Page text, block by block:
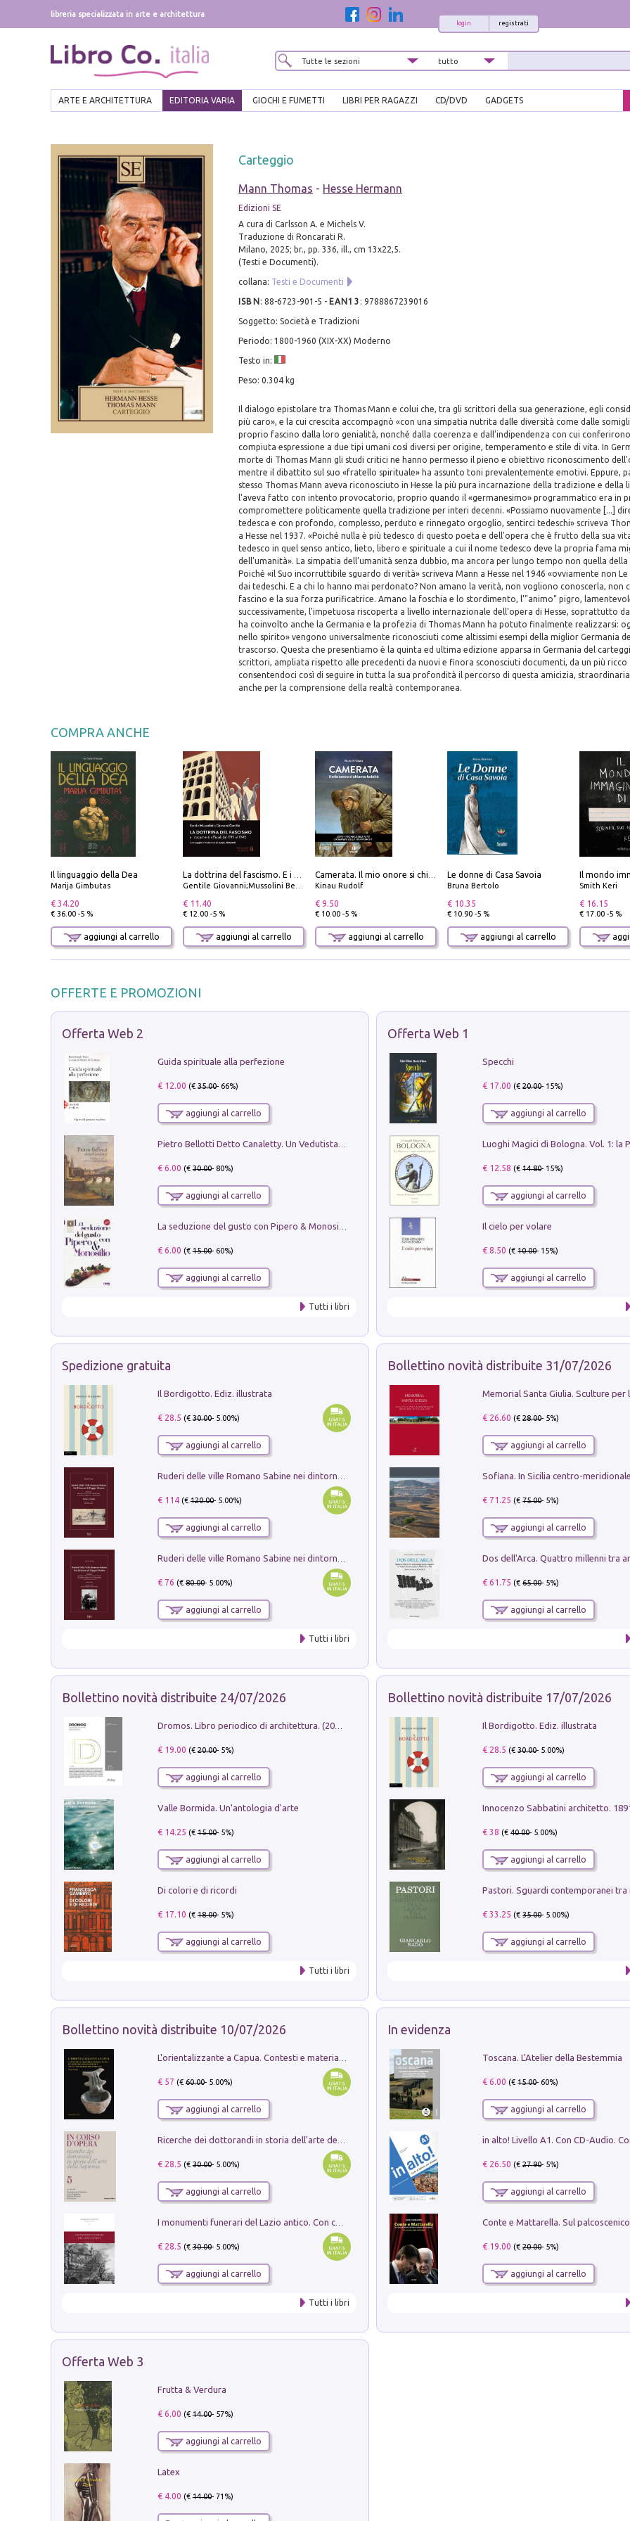
libreria specializzata in arte e architettura
registrati
login
ARTE E ARCHITETTURA EDITORIA VARIA GIOCHI E FUMETTI LIBRI PER RAGAZZI CD/DVD GADGETS
Carteggio
Mann Thomas - Hesse Hermann
Edizioni SE
A cura di Carlsson A. e Michels V.
Traduzione di Roncarati R.
Milano, 2025; br., pp. 336, ill., cm 13x22,5.
(Testi e Documenti).
collana: Testi e Documenti
ISBN : 88-6723-901-5 - EAN13 : 9788867239016
Soggetto: Società e Tradizioni
Periodo: 1800-1960 (XIX-XX) Moderno
Testo in:
Peso: 0.304 kg
Il dialogo epistolare tra Thomas Mann e colui che, tra gli scrittori della sua generazione, egli
più caro», e la cui crescita accompagnò «con una simpatia nutrita dalle diversità come dalle
proprio fascino dalla loro genialità, nonché dalla coerenza e dall'indipendenza con cui
compiuta espressione a due tipi umani così diversi per origine, temperamento e stile di vita. In
morte di Thomas Mann gli studi critici ne hanno permesso il pieno e obiettivo riconoscimento
mentre il dibattito sul suo «fratello spirituale» ha assunto toni prevalentemente emotivi. Eppure,
stesso Thomas Mann aveva riconosciuto in Hesse la più pura incarnazione della tradizione e della
l'aveva fatto con intento provocatorio, proprio quando il «germanesimo» programmatico era in
compromettere politicamente quella tradizione per interi decenni. «Possiamo nuovamente [...]
tedesca e con profondo, complesso, perduto e rinnegato orgoglio, sentirci tedeschi» scriveva
a Hesse nel 1937. «Poiché nulla è più tedesco di questo poeta e dell'opera che è frutto della sua
tedesco in quel senso antico, lieto, libero e spirituale a cui il nome tedesco deve la propria fama
dell'umanità». La simpatia dell'umanità senza dubbio, ma ancora per lungo tempo non quella della
Poiché «il Suo incorruttibile sguardo di verità» scriveva Mann a Hesse nel 1946 «ovviamente non
dai tedeschi. E a chi lo hanno mai perdonato? Non amano la verità, non vogliono conoscerla, non
fascino e la sua forza purificatrice. Amano la foschia e lo stordimento, l'"animo" pigro,
successivamente, l'impetuosa riscoperta a livello internazionale dell'opera di Hesse, soprattutto
ha coinvolto anche la Germania e la profezia di Thomas Mann ha potuto finalmente realizzarsi:
nello spirito» vengono universalmente riconosciuti come altissimi esempi della miglior Germania
trascorso. Questa che presentiamo è la quinta ed ultima edizione apparsa in Germania del
scrittori, ampliata rispetto alle precedenti da nuovi e finora sconosciuti documenti, da un più
consentendoci così di seguire in tutta la sua profondità il percorso di questa amicizia,
anche per la comprensione della realtà contemporanea.
COMPRA ANCHE
Il linguaggio della Dea
Marija Gimbutas
€ 34.20
€ 36.00 -5 %
aggiungi al carrello
Gentile Giovanni;Mussolini Benito
€ 11.40
€ 12.00 -5 %
aggiungi al carrello
Kinau Rudolf
€ 9.50
€ 10.00 -5 %
aggiungi al carrello
Le donne di Casa Savoia
Bruna Bertolo
€ 10.35
€ 10.90 -5 %
aggiungi al carrello
Il mondo
Smith Keri
€ 16.15
€ 17.00 -5 %
OFFERTE E PROMOZIONI
Offerta Web 2
Guida spirituale alla perfezione
€ 12.00 (€35.00- 66%)
aggiungi al carrello
€ 6.00 (€30.00- 80%)
aggiungi al carrello
€ 6.00 (€15.00- 60%)
aggiungi al carrello
Tutti i libri
Offerta Web 1
Specchi
€ 17.00 (€20.00- 15%)
aggiungi al carrello
€ 12.58 (€14.80- 15%)
aggiungi al carrello
Il cielo per volare
€ 8.50 (€10.00- 15%)
aggiungi al carrello
Spedizione gratuita
Il Bordigotto. Ediz. illustrata
€ 28.5 (€30.00- 5.00%)
aggiungi al carrello
€ 114(€120.00- 5.00%)
aggiungi al carrello
€ 76 (€80.00- 5.00%)
aggiungi al carrello
Tutti i libri
Bollettino novità distribuite 31/07/2026
€ 26.60 (€28.00- 5%)
aggiungi al carrello
€ 71.25 (€75.00- 5%)
aggiungi al carrello
€ 61.75 (€65.00- 5%)
aggiungi al carrello
Bollettino novità distribuite 24/07/2026
Dromos. Libro periodico di architettura. (2026). Vol. 15: Post-model
€ 19.00 (€20.00- 5%)
aggiungi al carrello
Valle Bormida. Un'antologia d'arte
€ 14.25 (€15.00- 5%)
aggiungi al carrello
Di colori e di ricordi
€ 17.10 (€18.00- 5%)
aggiungi al carrello
Tutti i libri
Bollettino novità distribuite 17/07/2026
Il Bordigotto. Ediz. illustrata
€ 28.5 (€30.00- 5.00%)
aggiungi al carrello
Innocenzo Sabbatini architetto.
€ 38 (€40.00- 5.00%)
aggiungi al carrello
€ 33.25 (€35.00- 5.00%)
aggiungi al carrello
Bollettino novità distribuite 10/07/2026
€ 57 (€60.00- 5.00%)
aggiungi al carrello
€ 28.5 (€30.00- 5.00%)
aggiungi al carrello
I monumenti funerari del Lazio antico. Con cartella con tavole
€ 28.5 (€30.00- 5.00%)
aggiungi al carrello
Tutti i libri
In evidenza
Toscana. L'Atelier della Bestemmia
€ 6.00 (€15.00- 60%)
aggiungi al carrello
€ 26.50 (€27.90- 5%)
aggiungi al carrello
€ 19.00 (€20.00- 5%)
aggiungi al carrello
Offerta Web 3
Frutta & Verdura
€ 6.00 (€14.00- 57%)
aggiungi al carrello
Latex
€ 4.00 (€14.00- 71%)